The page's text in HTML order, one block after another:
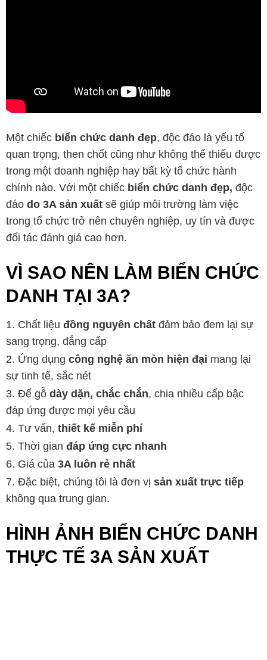
Một chiếc biển chức danh đẹp, độc đáo là yếu tố
quan trọng, then chốt cũng như không thể thiếu được
trong một doanh nghiệp hay bất kỳ tổ chức hành
chính nào. Với một chiếc biển chức danh đẹp, độc
đáo do 3A sản xuất sẽ giúp môi trường làm việc
trong tổ chức trở nên chuyên nghiệp, uy tín và được
đối tác đánh giá cao hơn.
VÌ SAO NÊN LÀM BIỂN CHỨC
DANH TẠI 3A?
Chất liệu đồng nguyên chất đảm bảo đem lại sự
sang trọng, đẳng cấp
Ứng dụng công nghệ ăn mòn hiện đại mang lại
sự tinh tế, sắc nét
Đế gỗ dày dặn, chắc chắn, chia nhiều cấp bậc
đáp ứng được mọi yêu cầu
Tư vấn, thiết kế miễn phí
Thời gian đáp ứng cực nhanh
Giá của 3A luôn rẻ nhất
Đặc biệt, chúng tôi là đơn vị sản xuất trực tiếp
không qua trung gian.
HÌNH ẢNH BIỂN CHỨC DANH
THỰC TẾ 3A SẢN XUẤT